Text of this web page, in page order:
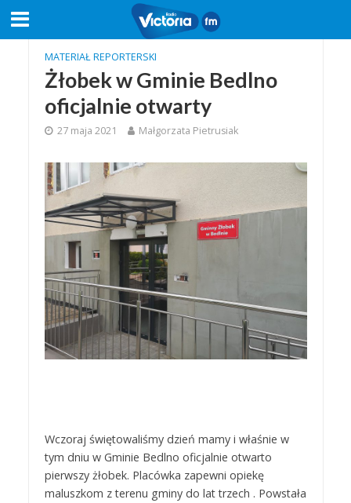
MATERIAŁ REPORTERSKI
Żłobek w Gminie Bedlno
oficjalnie otwarty
27 maja 2021 Małgorzata Pietrusiak
Wczoraj świętowaliśmy dzień mamy i właśnie w
tym dniu w Gminie Bedlno oficjalnie otwarto
pierwszy żłobek. Placówka zapewni opiekę
maluszkom z terenu gminy do lat trzech . Powstała